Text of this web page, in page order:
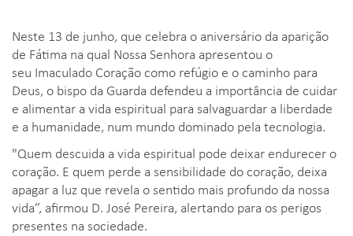
Neste 13 de junho, que celebra o aniversário da aparição
de Fátima na qual Nossa Senhora apresentou o
seu Imaculado Coração como refúgio e o caminho para
Deus, o bispo da Guarda defendeu a importância de cuidar
e alimentar a vida espiritual para salvaguardar a liberdade
e a humanidade, num mundo dominado pela tecnologia.
"Quem descuida a vida espiritual pode deixar endurecer o
coração. E quem perde a sensibilidade do coração, deixa
apagar a luz que revela o sentido mais profundo da nossa
vida”, afirmou D. José Pereira, alertando para os perigos
presentes na sociedade.